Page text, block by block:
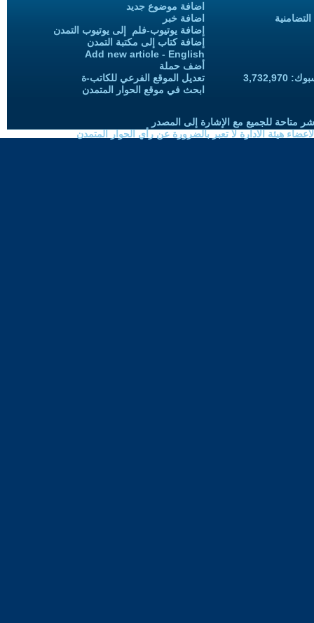
اضافة موضوع جديد
اضافة خبر
إضافة يوتيوب-فلم إلى يوتيوب التمدن
إضافة كتاب إلى مكتبة التمدن
Add new article - English
أضف حملة
تعديل الموقع الفرعي للكاتب-ة
ابحث في موقع الحوار المتمدن
متاحة للجميع مع الإشارة إلى المصدر
هيئة الادارة لا تعبر بالضرورة عن رأي الحوار المتمدن